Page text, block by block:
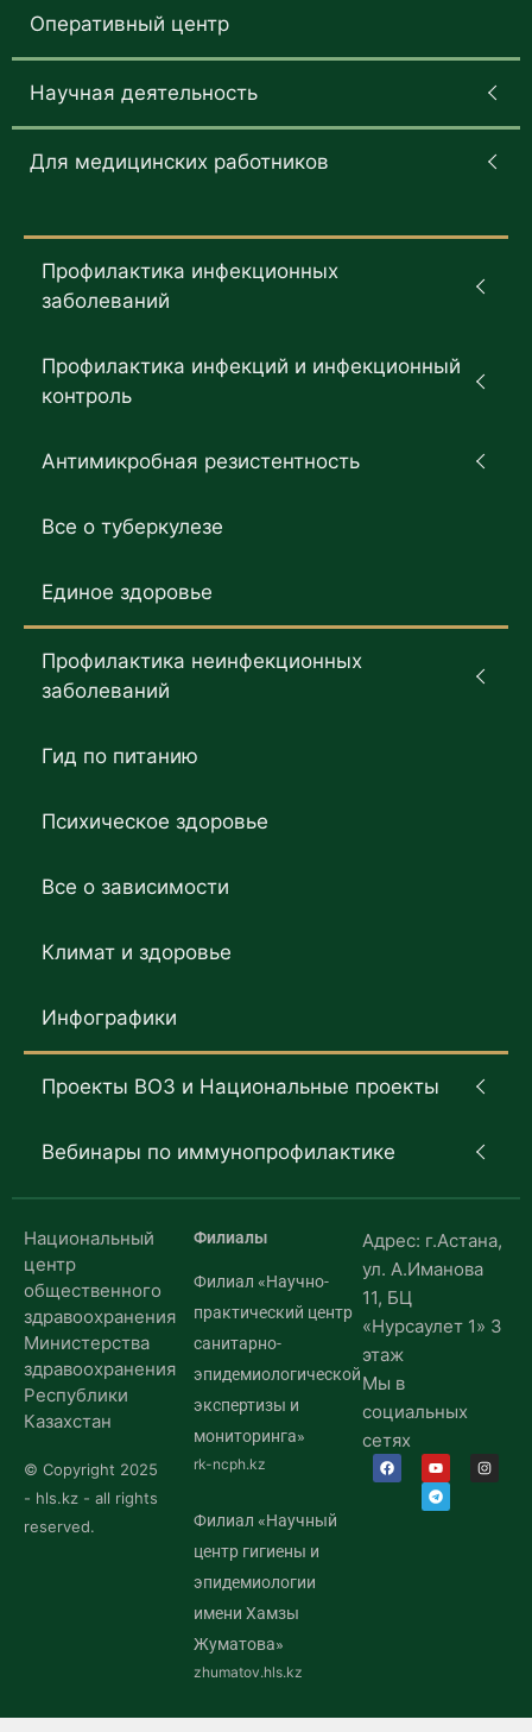
Оперативный центр
Научная деятельность
Для медицинских работников
Профилактика инфекционных
заболеваний
Профилактика инфекций и инфекционный
контроль
Антимикробная резистентность
Все о туберкулезе
Единое здоровье
Профилактика неинфекционных
заболеваний
Гид по питанию
Психическое здоровье
Все о зависимости
Климат и здоровье
Инфографики
Проекты ВОЗ и Национальные проекты
Вебинары по иммунопрофилактике
Национальный
центр
общественного
здравоохранения
Министерства
здравоохранения
Республики
Казахстан
© Copyright 2025
- hls.kz - all rights
reserved.
Филиалы
Филиал «Научно-
практический центр
санитарно-
эпидемиологической
экспертизы и
мониторинга»
rk-ncph.kz
Филиал «Научный
центр гигиены и
эпидемиологии
имени Хамзы
Жуматова»
zhumatov.hls.kz
Адрес: г.Астана,
ул. А.Иманова
11, БЦ
«Нурсаулет 1» 3
этаж
Мы в
социальных
сетях